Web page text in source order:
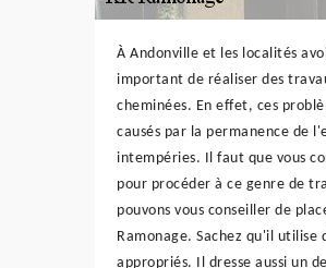
À Andonville et les localités
important de réaliser des
cheminées. En effet, ces
causés par la permanence de
intempéries. Il faut que vous
pour procéder à ce genre de
pouvons vous conseiller de
Ramonage. Sachez qu'il utilise
appropriés. Il dresse aussi un